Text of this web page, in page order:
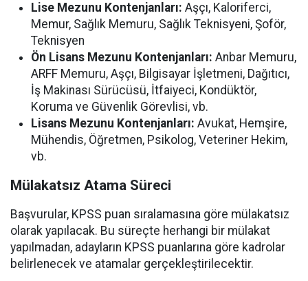
Lise Mezunu Kontenjanları: Aşçı, Kaloriferci,
Memur, Sağlık Memuru, Sağlık Teknisyeni, Şoför,
Teknisyen
Ön Lisans Mezunu Kontenjanları: Anbar Memuru,
ARFF Memuru, Aşçı, Bilgisayar İşletmeni, Dağıtıcı,
İş Makinası Sürücüsü, İtfaiyeci, Kondüktör,
Koruma ve Güvenlik Görevlisi, vb.
Lisans Mezunu Kontenjanları: Avukat, Hemşire,
Mühendis, Öğretmen, Psikolog, Veteriner Hekim,
vb.
Mülakatsız Atama Süreci
Başvurular, KPSS puan sıralamasına göre mülakatsız
olarak yapılacak. Bu süreçte herhangi bir mülakat
yapılmadan, adayların KPSS puanlarına göre kadrolar
belirlenecek ve atamalar gerçekleştirilecektir.